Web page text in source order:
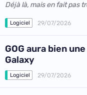
Déjà là, mais en fait pas
Logiciel 29/07/2026
GOG aura bien
Galaxy
Logiciel 29/07/2026